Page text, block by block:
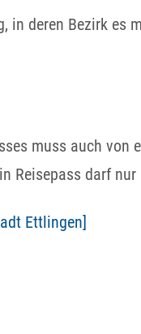
in deren Bezirk es
muss auch
Reisepass darf
Ettlingen]